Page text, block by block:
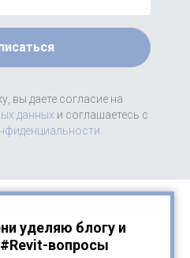
вы даете согласие на
данных и соглашаетесь c
уделяю блогу и
вопросы